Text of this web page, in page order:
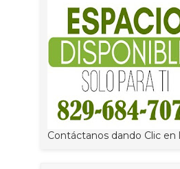
Contáctanos dando Clic